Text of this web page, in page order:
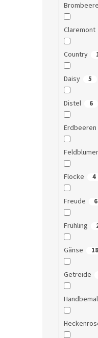
Claremont
Country
Daisy 5
Distel 6
Erdbeeren
Flocke 4
Freude 6
Frühling
Gänse 18
Getreide